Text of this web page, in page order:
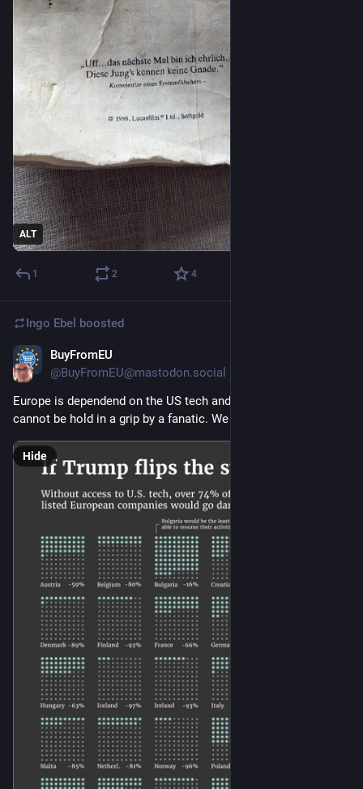
ALT
1 2 4
Ingo Ebel boosted
BuyFromEU
@BuyFromEU@mastodon.social
Europe is dependend on the US tech and it's a bad thing. We
cannot be hold in a grip by a fanatic. We have to change it
Hide